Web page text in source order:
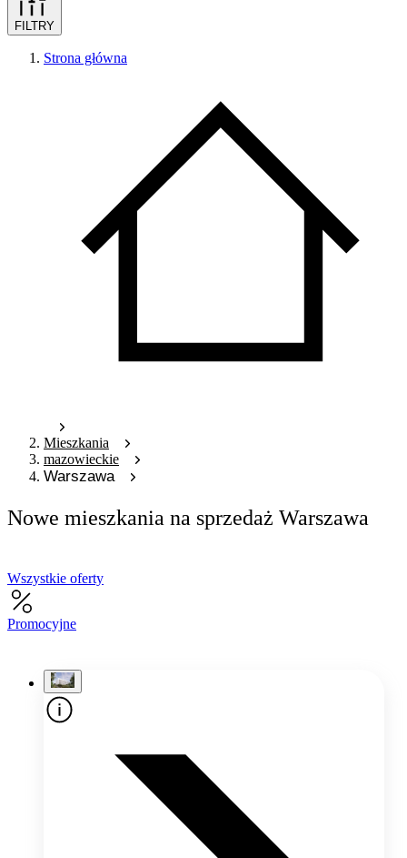
FILTRY
Strona główna
Mieszkania
mazowieckie
Warszawa
Nowe mieszkania na sprzedaż Warszawa
Wszystkie oferty
Promocyjne